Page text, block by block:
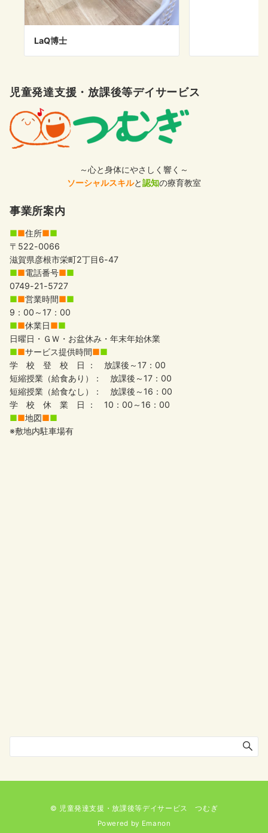
LaQ博士
児童発達支援・放課後等デイサービス
～心と身体にやさしく響く～
ソーシャルスキルと認知の療育教室
事業所案内
■■住所■■
〒522-0066
滋賀県彦根市栄町2丁目6-47
■■電話番号■■
0749-21-5727
■■営業時間■■
9：00～17：00
■■休業日■■
日曜日・ＧＷ・お盆休み・年末年始休業
■■サービス提供時間■■
学 校 登 校 日 ： 放課後～17：00
短縮授業（給食あり）： 放課後～17：00
短縮授業（給食なし）： 放課後～16：00
学 校 休 業 日 ： 10：00～16：00
■■地図■■
※敷地内駐車場有
© 児童発達支援・放課後等デイサービス つむぎ
Powered by Emanon